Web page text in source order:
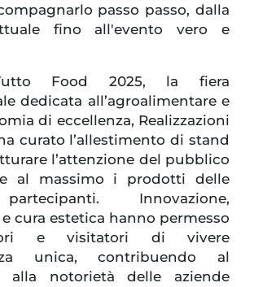
passo passo, dalla
fino all'evento vero e
Food 2025, la fiera
dedicata all’agroalimentare e
di eccellenza, Realizzazioni
curato l’allestimento di stand
l’attenzione del pubblico
al massimo i prodotti delle
Innovazione,
cura estetica hanno permesso
e visitatori di vivere
unica, contribuendo al
alla notorietà delle aziende